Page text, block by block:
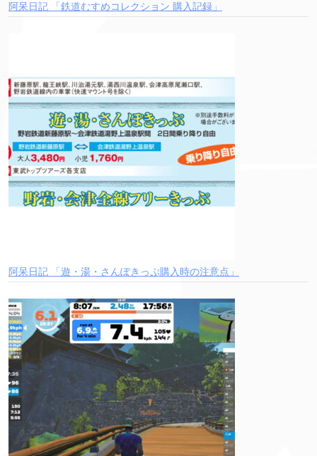
阿呆日記 「鉄道むすめコレクション 購入記録」
阿呆日記 「遊・湯・さんぽきっぷ購入時の注意点」